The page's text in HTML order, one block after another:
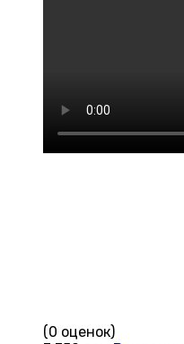
(0 оценок)